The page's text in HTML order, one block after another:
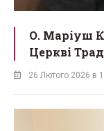
О. Маріуш
Церкві
26 Лютого 2026 в